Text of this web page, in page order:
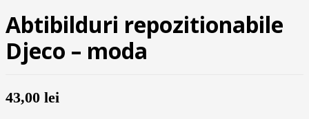
Abtibilduri repozitionabile
Djeco – moda
43,00 lei